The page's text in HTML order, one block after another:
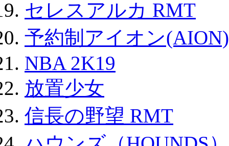
セレスアルカ RMT
予約制アイオン
NBA 2K19
放置少女
信長の野望 RMT